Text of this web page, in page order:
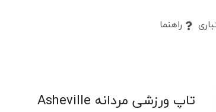
راهنما
تاپ ورزشی مردانه Asheville